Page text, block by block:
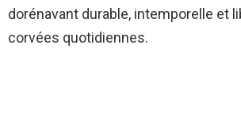
dorénavant durable, intemporelle et
corvées quotidiennes.